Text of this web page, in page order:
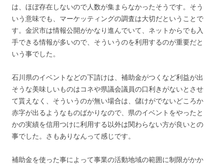
は、ほぼ存在しないので人数が集まらなかったそうです。そう
いう意味でも、マーケッティングの調査は大切だということで
す。金沢市は情報公開がかなり進んでいて、ネットからでも入
手できる情報が多いので、そういうのを利用するのが重要だと
いう事でした。
石川県のイベントなどの下請けは、補助金がつくなど利益が出
そうな美味しいものはコネや県議会議員の口利きがないとさせ
て貰えなく、そういうのが無い場合は、儲けがでないどころか
赤字が出るようなものばかりなので、県のイベントをやったと
かの実績を信用つけに利用する以外は関わらない方が良いとの
事でした。さもありなんって感じです。
補助金を使った事によって事業の活動地域の範囲に制限がかか